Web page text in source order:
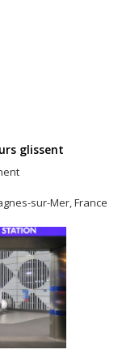
glissent
sur-Mer, France